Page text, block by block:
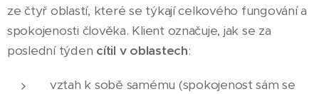
ze čtyř oblastí, které se týkají celkového fungování a
spokojenosti člověka. Klient označuje, jak se za
poslední týden cítil v oblastech:
vztah k sobě samému (spokojenost sám se